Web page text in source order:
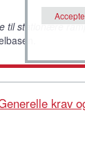
til stationære
krav